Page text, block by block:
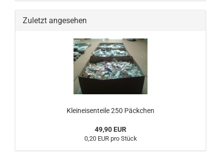
Zuletzt angesehen
Kleineisenteile 250 Päckchen
49,90 EUR
0,20 EUR pro Stück